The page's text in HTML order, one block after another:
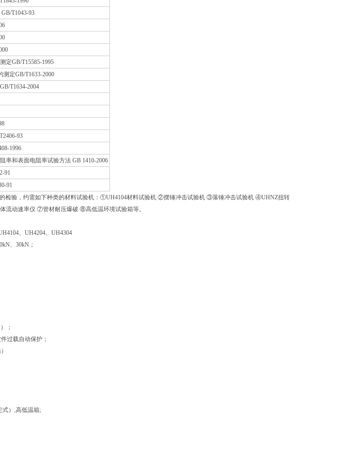
T1043-93
GB/T15585-1995
定GB/T1633-2000
T1634-2004
93
1996
和表面电阻率试验方法 GB 1410-2006
91
91
检验，约需如下种类的材料试验机：①UH4104材料试验机 ②摆锤冲击试验机 ③落锤冲击试验机 ④UHNZ扭转
动速率仪 ⑦管材耐压爆破 ⑧高低温环境试验箱等。
、UH4204、UH4304
、30kN；
；
过载自动保护；
式）,高低温箱;